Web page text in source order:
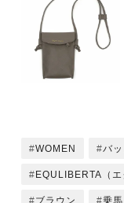
WOMEN バ
EQULIBERTA（エ
ブラウン 乗馬